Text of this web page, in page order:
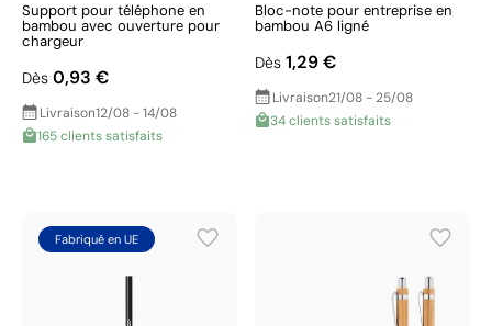
Support pour téléphone en
bambou avec ouverture pour
chargeur
Dès 0,93 €
Livraison12/08 - 14/08
165 clients satisfaits
Bloc-note pour entreprise en
bambou A6 ligné
Dès 1,29 €
Livraison21/08 - 25/08
34 clients satisfaits
Fabriqué en UE